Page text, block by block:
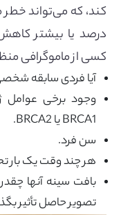
درصد یا بیشتر
کسی از ماموگرافی
آیا فردی سابقه
وجود برخی عوامل
BRCA1 یا BRCA2.
سن فرد.
هر چند وقت یک بار
بافت سینه آنها
تصویر حاصل تأثیر